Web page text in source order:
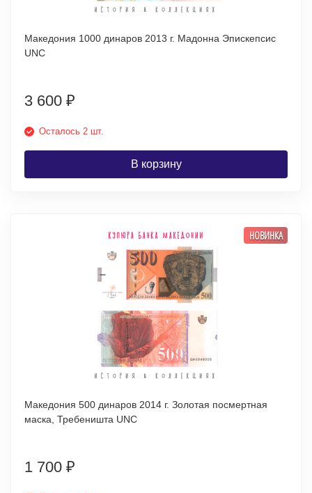
Македония 1000 динаров 2013 г. Мадонна Эпискепсис
UNC
3 600 ₽
Осталось 2 шт.
В корзину
НОВИНКА
Македония 500 динаров 2014 г. Золотая посмертная
маска, Требеништа UNC
1 700 ₽